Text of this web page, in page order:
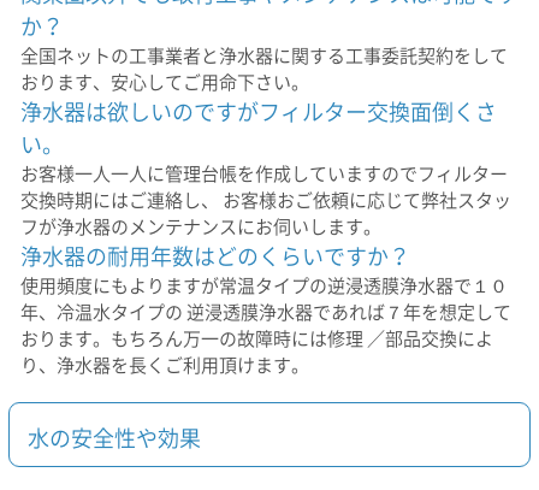
か？
全国ネットの工事業者と浄水器に関する工事委託契約をして
おります、安心してご用命下さい。
浄水器は欲しいのですがフィルター交換面倒くさ
い。
お客様一人一人に管理台帳を作成していますのでフィルター
交換時期にはご連絡し、 お客様おご依頼に応じて弊社スタッ
フが浄水器のメンテナンスにお伺いします。
浄水器の耐用年数はどのくらいですか？
使用頻度にもよりますが常温タイプの逆浸透膜浄水器で１０
年、冷温水タイプの 逆浸透膜浄水器であれば７年を想定して
おります。もちろん万一の故障時には修理 ／部品交換によ
り、浄水器を長くご利用頂けます。
水の安全性や効果